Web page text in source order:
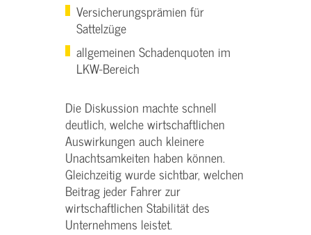
Versicherungsprämien für
Sattelzüge
allgemeinen Schadenquoten im
LKW-Bereich
Die Diskussion machte schnell
deutlich, welche wirtschaftlichen
Auswirkungen auch kleinere
Unachtsamkeiten haben können.
Gleichzeitig wurde sichtbar, welchen
Beitrag jeder Fahrer zur
wirtschaftlichen Stabilität des
Unternehmens leistet.